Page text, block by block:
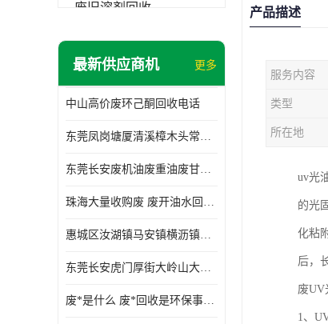
废旧溶剂回收
东莞回收废溶剂
废三氯乙烯回收
废混合溶剂回收
最新供应商机 更多
中山高价废环己酮回收电话
东莞凤岗塘厦清溪樟木头常平废液压油 废火花机油 废 废切削油 废齿轮油 废导轨油 废螺杆油
东莞长安废机油废重油废甘油废矿物油废燃料油废废润滑油废火花机油废油废齿轮油
珠海大量收购废 废开油水回收废酒精废废乙酯胶水废洗枪水废开油水废二废三氯丁脂乙脂废甲
惠城区汝湖镇马安镇横沥镇芦洲镇 惠阳新圩镇镇镇沙田镇废机油废液压油废润滑油废废火花机油废白电油废废齿轮油废白矿油废变压器油废燃料油
东莞长安虎门厚街大岭山大量回收废开油水废洗枪水废稀释剂
废*是什么 废*回收是环保事业吗
产品描述
服务内容
类型
所在地
uv光
的光
化粘
后，
废UV
1、